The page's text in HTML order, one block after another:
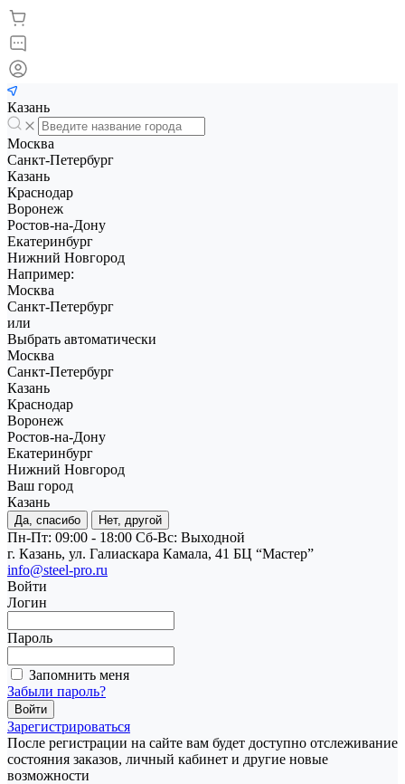
Казань
Москва
Санкт-Петербург
Казань
Краснодар
Воронеж
Ростов-на-Дону
Екатеринбург
Нижний Новгород
Например:
Москва
Санкт-Петербург
или
Выбрать автоматически
Москва
Санкт-Петербург
Казань
Краснодар
Воронеж
Ростов-на-Дону
Екатеринбург
Нижний Новгород
Ваш город
Казань
Да, спасибо Нет, другой
Пн-Пт: 09:00 - 18:00 Cб-Вс: Выходной
г. Казань, ул. Галиаскара Камала, 41 БЦ “Мастер”
info@steel-pro.ru
Войти
Логин
Пароль
Запомнить меня
Забыли пароль?
Зарегистрироваться
После регистрации на сайте вам будет доступно отслеживание
состояния заказов, личный кабинет и другие новые
возможности